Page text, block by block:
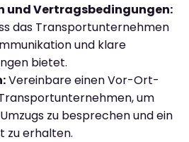
und Vertragsbedingungen:
das Transportunternehmen
und klare
bietet.
Vereinbare einen Vor-Ort-
um
zu besprechen und ein
zu erhalten.